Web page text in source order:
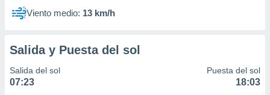
1199
Viento medio: 13 km/h
Salida y Puesta del sol
Salida del sol
07:23
Puesta del sol
18:03